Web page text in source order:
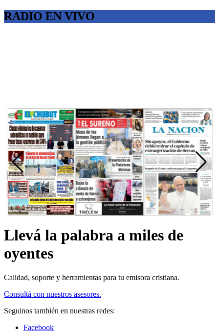
RADIO EN VIVO
Llevá la palabra a miles de
oyentes
Calidad, soporte y herramientas para tu emisora cristiana.
Consultá con nuestros asesores.
Seguinos también en nuestras redes:
Facebook